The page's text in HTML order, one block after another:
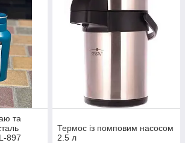
та
897
Термос із помповим насосом
2.5 л